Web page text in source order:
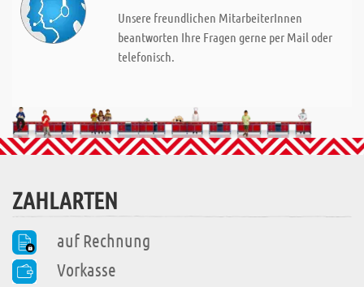
Unsere freundlichen MitarbeiterInnen
beantworten Ihre Fragen gerne per Mail oder
telefonisch.
ZAHLARTEN
auf Rechnung
Vorkasse